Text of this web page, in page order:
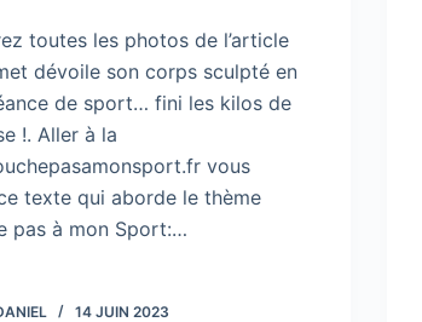
toutes les photos de l’article
dévoile son corps sculpté en
de sport… fini les kilos de
!. Aller à la
vous
texte qui aborde le thème
pas à mon Sport:…
14 JUIN 2023